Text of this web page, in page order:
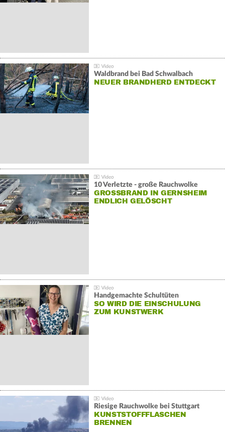
Waldbrand bei Bad Schwalbach
NEUER BRANDHERD ENTDECKT
10 Verletzte - große Rauchwolke
GROSSBRAND IN GERNSHEIM E
NDLICH GELÖSCHT
Handgemachte Schultüten
SO WIRD DIE EINSCHULUNG
ZUM KUNSTWERK
Riesige Rauchwolke bei Stuttgart
KUNSTSTOFFFLASCHEN
BRENNEN